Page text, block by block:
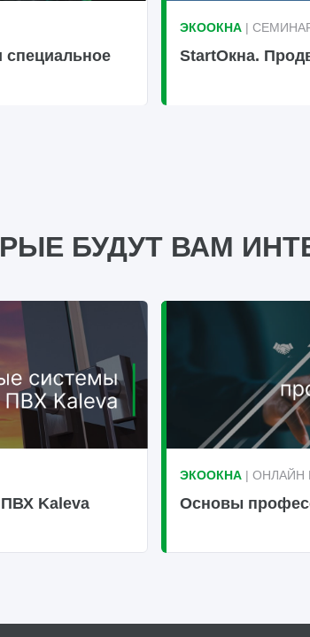
специальное
ЭКООКНА |
StartОкна.
БУДУТ ВАМ
Kaleva
ЭКООКНА | ОНЛАЙН
Основы